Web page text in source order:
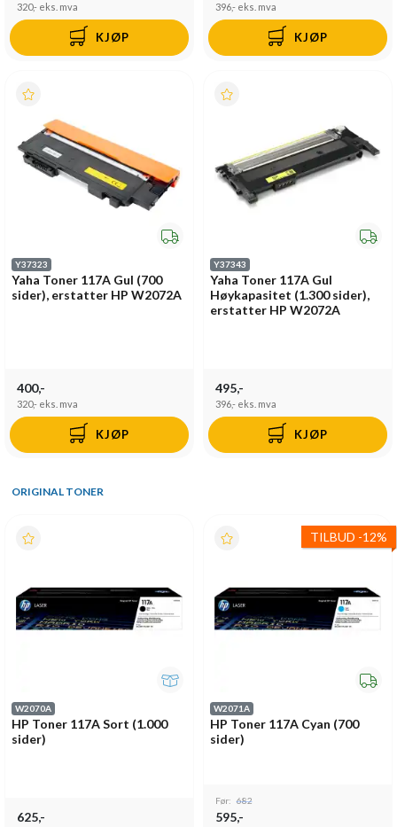
320,- eks. mva
KJØP
396,- eks. mva
KJØP
Y37323
Yaha Toner 117A Gul (700
sider), erstatter HP W2072A
400,-
320,- eks. mva
KJØP
Y37343
Yaha Toner 117A Gul
Høykapasitet (1.300 sider),
erstatter HP W2072A
495,-
396,- eks. mva
KJØP
ORIGINAL TONER
W2070A
HP Toner 117A Sort (1.000
sider)
625,-
TILBUD -12%
W2071A
HP Toner 117A Cyan (700
sider)
Før: 682
595,-